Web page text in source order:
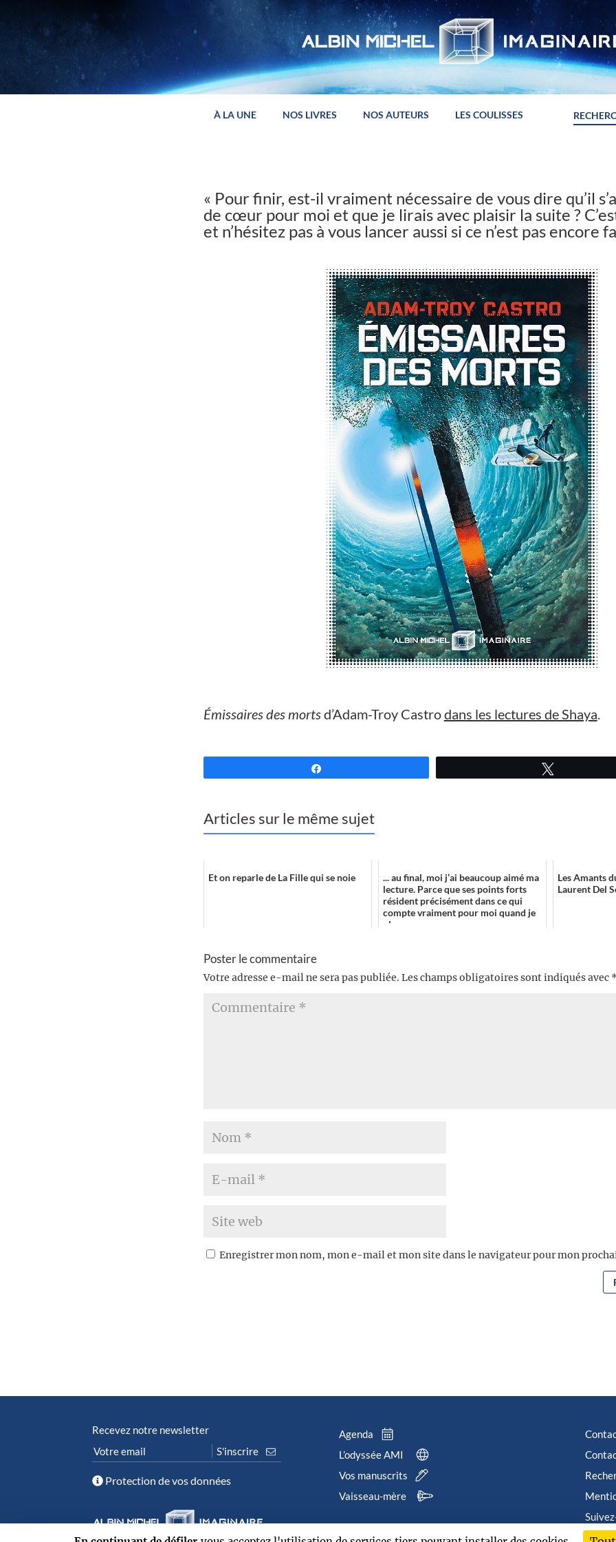
À LA UNE NOS LIVRES NOS AUTEURS LES COULISSES
« Pour finir, est-il vraiment nécessaire de vous dire qu’il
de cœur pour moi et que je lirais avec plaisir la suite ?
et n’hésitez pas à vous lancer aussi si ce n’est pas encore
Émissaires des mortsd’Adam-Troy Castrodans les lectures de Shaya.
Articles sur le même sujet
Et on reparle de La Fille qui se noie
... au final, moi j’ai beaucoup aimé ma
lecture. Parce que ses points forts
résident précisément dans ce qui
compte vraiment pour moi quand je
plonge ...
Les Amants
Laurent Del
Poster le commentaire
Votre adresse e-mail ne sera pas publiée. Les champs obligatoires sont indiqués avec
Enregistrer mon nom, mon e-mail et mon site dans le navigateur pour mon
Recevez notre newsletter
Protection de vos données
Agenda
L’odyssée AMI
Vos manuscrits
Vaisseau-mère